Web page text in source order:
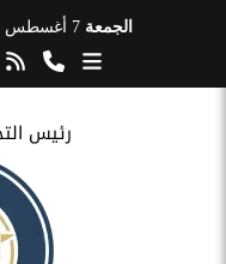
الجمعة 7 أغسطس 2026
رئيس